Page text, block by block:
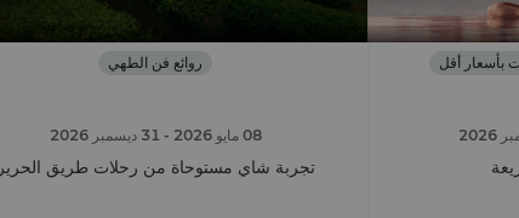
بأسعار أقل روائع فن الطهي
08 مايو 2026 - 31 ديسمبر 2026
تجربة شاي مستوحاة من رحلات طريق الحرير